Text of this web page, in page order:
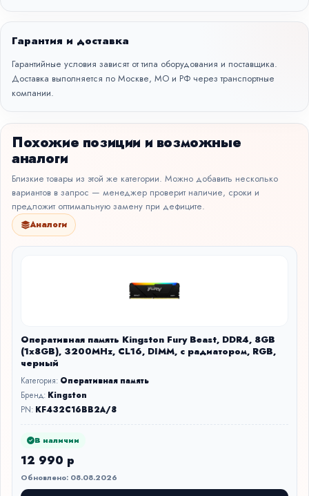
Гарантия и доставка
Гарантийные условия зависят от типа оборудования и поставщика.
Доставка выполняется по Москве, МО и РФ через транспортные
компании.
Похожие позиции и возможные
аналоги
Близкие товары из этой же категории. Можно добавить несколько
вариантов в запрос — менеджер проверит наличие, сроки и
предложит оптимальную замену при дефиците.
Аналоги
Оперативная память Kingston Fury Beast, DDR4, 8GB
(1x8GB), 3200MHz, CL16, DIMM, с радиатором, RGB,
черный
Категория: Оперативная память
Бренд: Kingston
PN: KF432C16BB2A/8
В наличии
12 990 р
Обновлено: 08.08.2026